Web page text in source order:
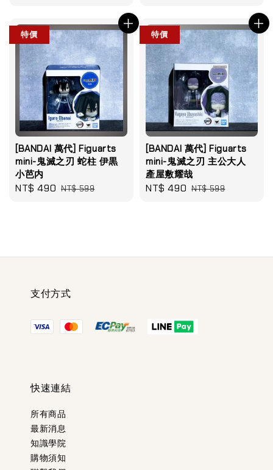
特價
[BANDAI 萬代] Figuarts
mini-鬼滅之刃 蛇柱 伊黒
小芭内
Sale
NT$ 490 Regular
NT$ 599
特價
[BANDAI 萬代] Figuarts
mini-鬼滅之刃 主公大人
產屋敷耀哉
Sale
NT$ 490 Regular
NT$ 599
支付方式
快速連結
所有商品
最新消息
知識學院
購物須知